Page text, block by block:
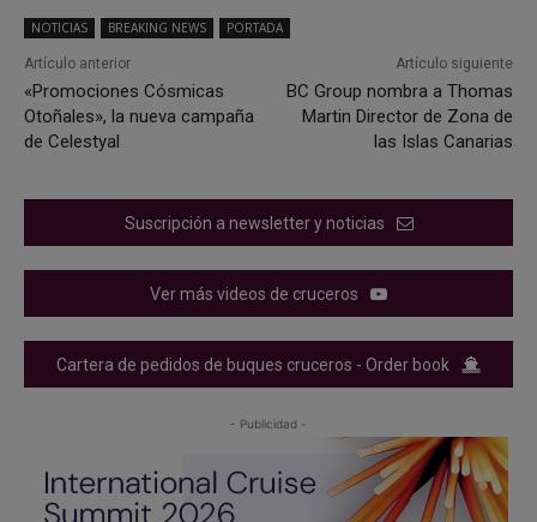
NOTICIAS BREAKING NEWS PORTADA
Artículo anterior
«Promociones Cósmicas
Otoñales», la nueva campaña
de Celestyal
Artículo siguiente
BC Group nombra a Thomas
Martin Director de Zona de
las Islas Canarias
Suscripción a newsletter y noticias
Ver más videos de cruceros
Cartera de pedidos de buques cruceros - Order book
- Publicidad -